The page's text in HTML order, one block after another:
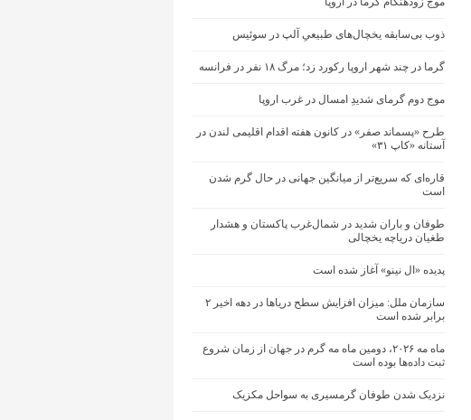
ذوب بی‌سابقه یخچال‌های طبیعیِ آلپ در سوئیس
گرما در چند شهر اروپا رکورد زد؛ مرگ ۱۸ نفر در فرانسه
موج دوم گرمای شدیدِ امسال در غرب اروپا
طرح «پسماند صفر» در کانون هفته اقدام اقلیمی لندن در
آستانه «کاپ ۳۱»
قاره‌ای که سریع‌تر از میانگین جهانی در حال گرم شدن
است
طوفان و باران شدید در شمال‌غرب پاکستان و هشدار
طغیان دریاچه یخچالی
پدیده «ال نینو» آغاز شده است
سازمان ملل: میزان افزایش سطح دریاها در دهه اخیر ۲
برابر شده است
ماه مه ۲۰۲۶، دومین ماه مه گرم در جهان از زمان شروع
ثبت داده‌ها بوده است
نزدیک شدن طوفان گرمسیری به سواحل مکزیک